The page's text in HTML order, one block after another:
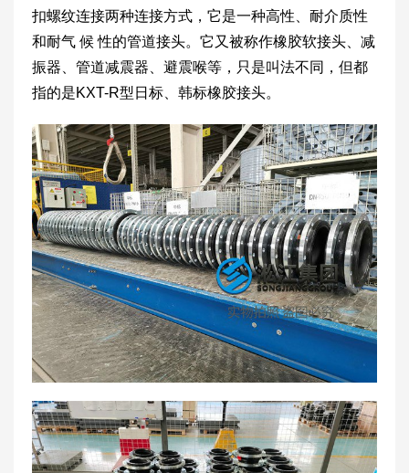
扣螺纹连接两种连接方式，它是一种高性、耐介质性
和耐气 候 性的管道接头。它又被称作橡胶软接头、减
振器、管道减震器、避震喉等，只是叫法不同，但都
指的是KXT-R型日标、韩标橡胶接头。